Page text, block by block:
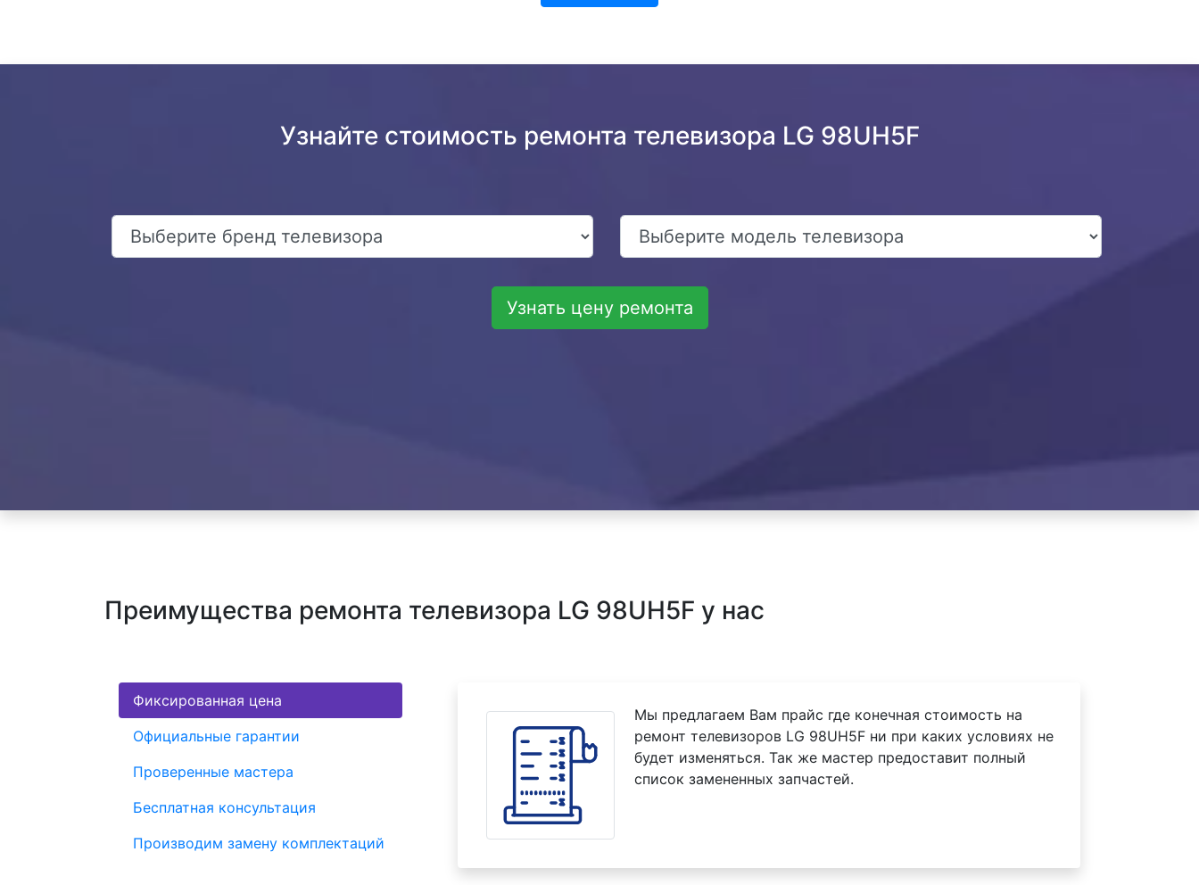
Узнайте стоимость ремонта телевизора LG 98UH5F
Узнать цену ремонта
Преимущества ремонта телевизора LG 98UH5F у нас
Фиксированная цена
Официальные гарантии
Проверенные мастера
Бесплатная консультация
Производим замену комплектаций
Мы предлагаем Вам прайс где конечная стоимость на
ремонт телевизоров LG 98UH5F ни при каких условиях не
будет изменяться. Так же мастер предоставит полный
список замененных запчастей.